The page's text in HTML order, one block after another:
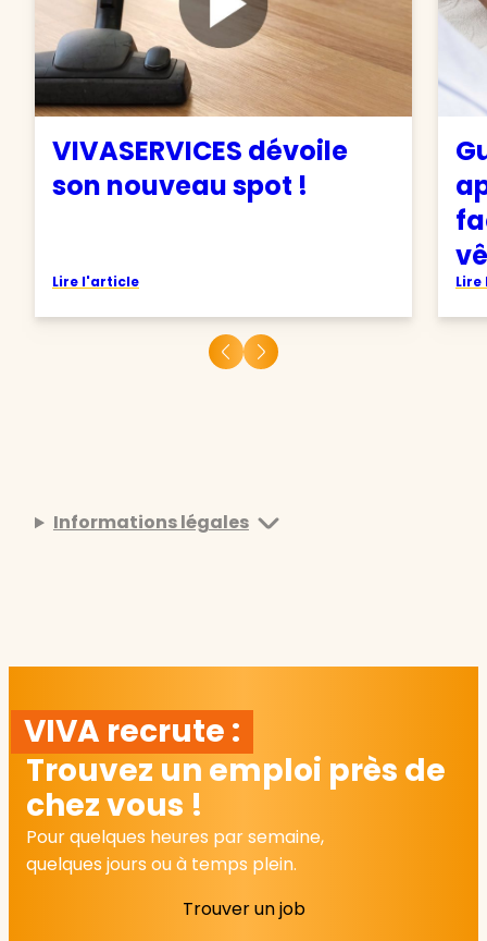
VIVASERVICES dévoile
son nouveau spot !
Lire l'article
Informations légales
VIVA recrute :
Trouvez un emploi près de
chez vous !
Pour quelques heures par semaine,
quelques jours ou à temps plein.
Trouver un job